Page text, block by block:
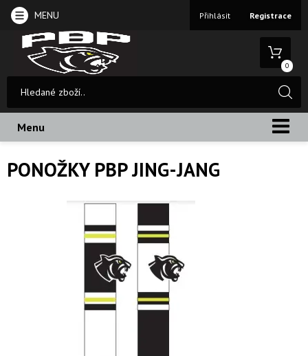
MENU Přihlásit Registrace
0
Menu
PONOŽKY PBP JING-JANG